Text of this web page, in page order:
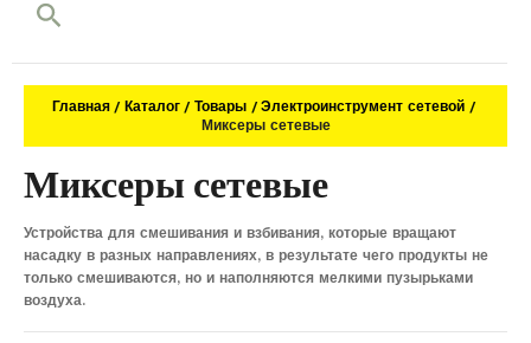
Поиск
Главная Каталог Товары
Электроинструмент сетевой
Миксеры сетевые
Миксеры сетевые
Устройства для смешивания и взбивания, которые вращают
насадку в разных направлениях, в результате чего продукты не
только смешиваются, но и наполняются мелкими пузырьками
воздуха.